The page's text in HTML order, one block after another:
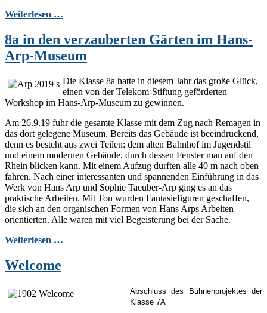
Weiterlesen …
8a in den verzauberten Gärten im Hans-
Arp-Museum
Die Klasse 8a hatte in diesem Jahr das große Glück,
einen von der Telekom-Stiftung geförderten
Workshop im Hans-Arp-Museum zu gewinnen.
Am 26.9.19 fuhr die gesamte Klasse mit dem Zug nach Remagen in
das dort gelegene Museum. Bereits das Gebäude ist beeindruckend,
denn es besteht aus zwei Teilen: dem alten Bahnhof im Jugendstil
und einem modernen Gebäude, durch dessen Fenster man auf den
Rhein blicken kann. Mit einem Aufzug durften alle 40 m nach oben
fahren. Nach einer interessanten und spannenden Einführung in das
Werk von Hans Arp und Sophie Taeuber-Arp ging es an das
praktische Arbeiten. Mit Ton wurden Fantasiefiguren geschaffen,
die sich an den organischen Formen von Hans Arps Arbeiten
orientierten. Alle waren mit viel Begeisterung bei der Sache.
Weiterlesen …
Welcome
Abschluss des Bühnenprojektes der
Klasse 7A